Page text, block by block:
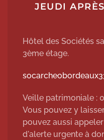
JEUDI
Hôtel des Sociétés
3ème étage.
Veille patrimoniale :
Vous pouvez y
pouvez aussi
d'alerte urgente à